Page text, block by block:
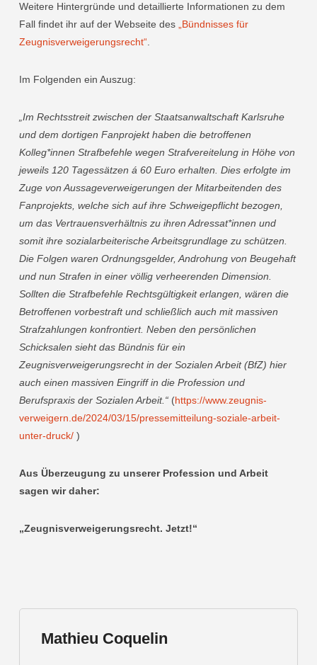
Weitere Hintergründe und detaillierte Informationen zu dem
Fall findet ihr auf der Webseite des
„Bündnisses für
Zeugnisverweigerungsrecht“.
Im Folgenden ein Auszug:
„Im Rechtsstreit zwischen der Staatsanwaltschaft Karlsruhe
und dem dortigen Fanprojekt haben die betroffenen
Kolleg*innen Strafbefehle wegen Strafvereitelung in Höhe von
jeweils 120 Tagessätzen á 60 Euro erhalten. Dies erfolgte im
Zuge von Aussageverweigerungen der Mitarbeitenden des
Fanprojekts, welche sich auf ihre Schweigepflicht bezogen,
um das Vertrauensverhältnis zu ihren Adressat*innen und
somit ihre sozialarbeiterische Arbeitsgrundlage zu schützen.
Die Folgen waren Ordnungsgelder, Androhung von Beugehaft
und nun Strafen in einer völlig verheerenden Dimension.
Sollten die Strafbefehle Rechtsgültigkeit erlangen, wären die
Betroffenen vorbestraft und schließlich auch mit massiven
Strafzahlungen konfrontiert. Neben den persönlichen
Schicksalen sieht das Bündnis für ein
Zeugnisverweigerungsrecht in der Sozialen Arbeit (BfZ) hier
auch einen massiven Eingriff in die Profession und
Berufspraxis der Sozialen Arbeit.“(https://www.zeugnis-
verweigern.de/2024/03/15/pressemitteilung-soziale-arbeit-
unter-druck/)
Aus Überzeugung zu unserer Profession und Arbeit
sagen wir daher:
„Zeugnisverweigerungsrecht. Jetzt!“
Mathieu Coquelin